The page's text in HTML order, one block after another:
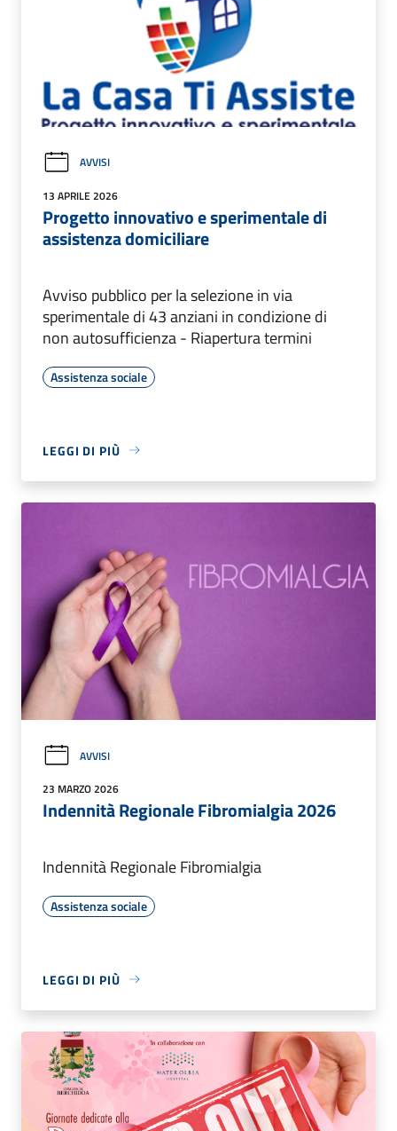
AVVISI
13 APRILE 2026
Progetto innovativo e sperimentale di
assistenza domiciliare
Avviso pubblico per la selezione in via
sperimentale di 43 anziani in condizione di
non autosufficienza - Riapertura termini
Assistenza sociale
LEGGI DI PIÙ
AVVISI
23 MARZO 2026
Indennità Regionale Fibromialgia 2026
Indennità Regionale Fibromialgia
Assistenza sociale
LEGGI DI PIÙ